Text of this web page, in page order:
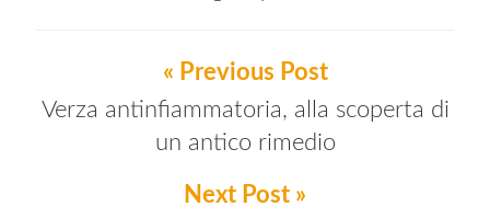
« Previous Post
Verza antinfiammatoria, alla scoperta di
un antico rimedio
Next Post »